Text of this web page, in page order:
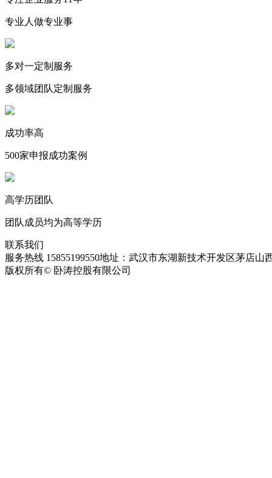
专业人做专业事
多对一定制服务
多领域团队定制服务
成功率高
500家申报成功案例
高学历团队
团队成员均为高等学历
联系我们
服务热线 15855199550地址：武汉市东湖新技术开发区茅店山
版权所有© 卧涛控股有限公司